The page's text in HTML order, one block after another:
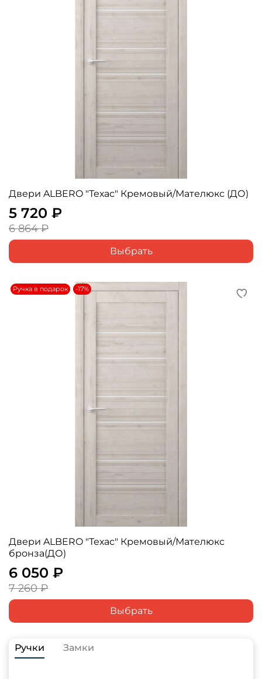
Двери ALBERO "Техас" Кремовый/Мателюкс (ДО)
5 720 ₽
6 864 ₽
Выбрать
Ручка в подарок -17%
Двери ALBERO "Техас" Кремовый/Мателюкс
бронза(ДО)
6 050 ₽
7 260 ₽
Выбрать
Ручки Замки